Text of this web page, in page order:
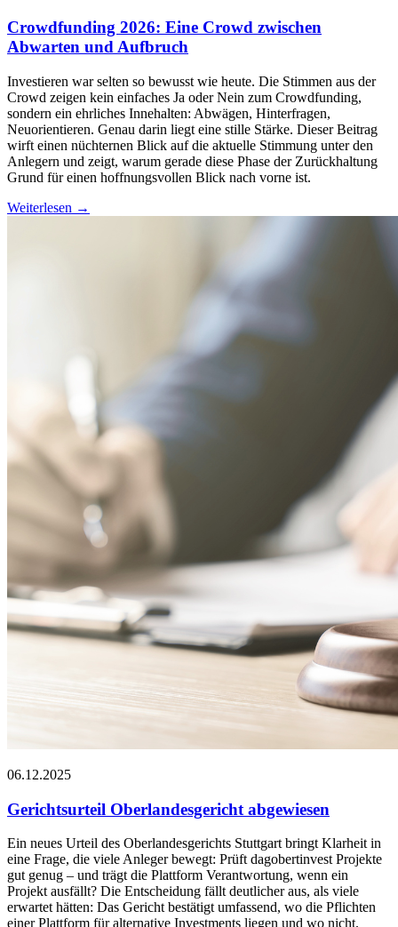
Crowdfunding 2026: Eine Crowd zwischen
Abwarten und Aufbruch
Investieren war selten so bewusst wie heute. Die Stimmen aus der
Crowd zeigen kein einfaches Ja oder Nein zum Crowdfunding,
sondern ein ehrliches Innehalten: Abwägen, Hinterfragen,
Neuorientieren. Genau darin liegt eine stille Stärke. Dieser Beitrag
wirft einen nüchternen Blick auf die aktuelle Stimmung unter den
Anlegern und zeigt, warum gerade diese Phase der Zurückhaltung
Grund für einen hoffnungsvollen Blick nach vorne ist.
Weiterlesen →
06.12.2025
Gerichtsurteil Oberlandesgericht abgewiesen
Ein neues Urteil des Oberlandesgerichts Stuttgart bringt Klarheit in
eine Frage, die viele Anleger bewegt: Prüft dagobertinvest Projekte
gut genug – und trägt die Plattform Verantwortung, wenn ein
Projekt ausfällt? Die Entscheidung fällt deutlicher aus, als viele
erwartet hätten: Das Gericht bestätigt umfassend, wo die Pflichten
einer Plattform für alternative Investments liegen und wo nicht.